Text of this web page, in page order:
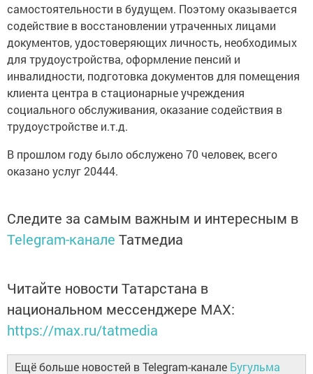
самостоятельности в будущем. Поэтому оказывается
содействие в восстановлении утраченных лицами
документов, удостоверяющих личность, необходимых
для трудоустройства, оформление пенсий и
инвалидности, подготовка документов для помещения
клиента центра в стационарные учреждения
социального обслуживания, оказание содействия в
трудоустройстве и.т.д.
В прошлом году было обслужено 70 человек, всего
оказано услуг 20444.
Следите за самым важным и интересным в
Telegram-канале Татмедиа
Читайте новости Татарстана в
национальном мессенджере MАХ:
https://max.ru/tatmedia
Ещё больше новостей в Telegram-канале Бугульма